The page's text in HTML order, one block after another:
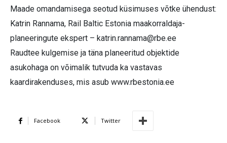
Maade omandamisega seotud küsimuses võtke ühendust:
Katrin Rannama, Rail Baltic Estonia maakorraldaja-
planeeringute ekspert – katrin.rannama@rbe.ee
Raudtee kulgemise ja täna planeeritud objektide
asukohaga on võimalik tutvuda ka vastavas
kaardirakenduses, mis asub www.rbestonia.ee
Facebook Twitter